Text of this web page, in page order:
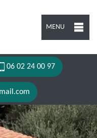
MENU
06 02 24 00 97